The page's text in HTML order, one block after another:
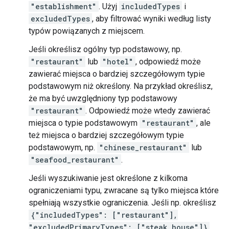
"establishment" . Użyj includedTypes i
excludedTypes , aby filtrować wyniki według listy
typów powiązanych z miejscem.
Jeśli określisz ogólny typ podstawowy, np.
"restaurant"
lub "hotel" , odpowiedź może
zawierać miejsca o bardziej szczegółowym typie
podstawowym niż określony. Na przykład określisz,
że ma być uwzględniony typ podstawowy
"restaurant" . Odpowiedź może wtedy zawierać
miejsca o typie podstawowym "restaurant" , ale
też miejsca o bardziej szczegółowym typie
podstawowym, np. "chinese_restaurant"
lub
"seafood_restaurant" .
Jeśli wyszukiwanie jest określone z kilkoma
ograniczeniami typu, zwracane są tylko miejsca które
spełniają wszystkie ograniczenia. Jeśli np. określisz
{"includedTypes": ["restaurant"],